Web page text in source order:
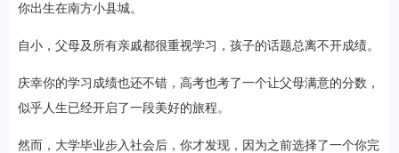
你出生在南方小县城。
自小，父母及所有亲戚都很重视学习，孩子的话题总离不开成绩。
庆幸你的学习成绩也还不错，高考也考了一个让父母满意的分数，
似乎人生已经开启了一段美好的旅程。
然而，大学毕业步入社会后，你才发现，因为之前选择了一个你完